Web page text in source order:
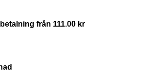
från 111.00 kr